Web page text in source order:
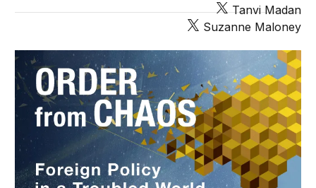
Order from Chaos
Tanvi Madan
Suzanne Maloney